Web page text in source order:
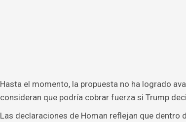
Hasta el momento, la propuesta no ha logrado
consideran que podría cobrar fuerza si Trump
Las declaraciones de Homan reflejan que dentro